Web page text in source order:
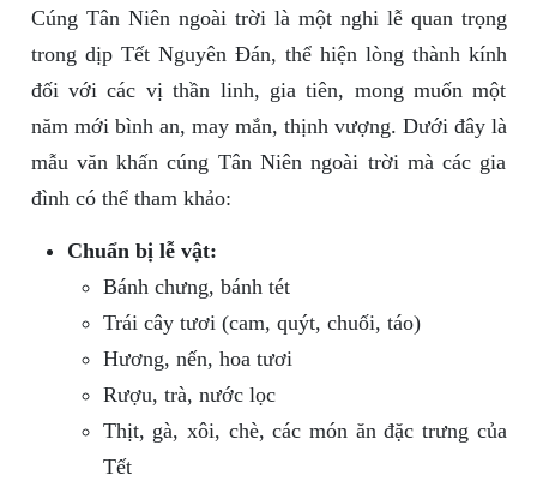
Cúng Tân Niên ngoài trời là một nghi lễ quan trọng
trong dịp Tết Nguyên Đán, thể hiện lòng thành kính
đối với các vị thần linh, gia tiên, mong muốn một
năm mới bình an, may mắn, thịnh vượng. Dưới đây là
mẫu văn khấn cúng Tân Niên ngoài trời mà các gia
đình có thể tham khảo:
Chuẩn bị lễ vật:
Bánh chưng, bánh tét
Trái cây tươi (cam, quýt, chuối, táo)
Hương, nến, hoa tươi
Rượu, trà, nước lọc
Thịt, gà, xôi, chè, các món ăn đặc trưng của
Tết